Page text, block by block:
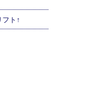
フト↑